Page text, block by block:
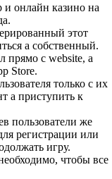
и онлайн казино на
этот
а собственный.
прямо с website, а
Store.
только с их
а приступить к
пользователи же
регистрации или
игру.
чтобы все